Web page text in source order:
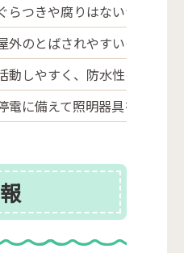
らつきや腐りはないか
外のとばされやすいものは片
動しやすく、防水性のある服
電に備えて照明器具を用意し